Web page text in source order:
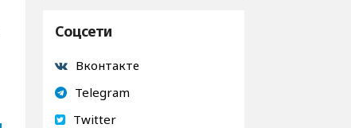
Соцсети
Вконтакте
Telegram
Twitter